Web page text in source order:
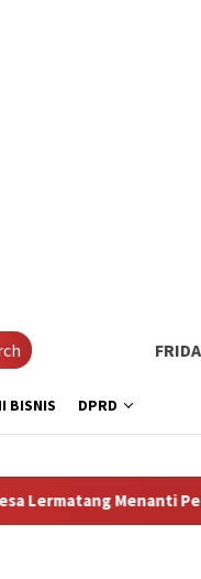
BISNIS DPRD
Lahan: Antara